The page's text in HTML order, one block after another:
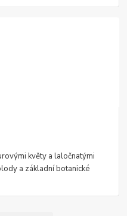
květy a laločnatými
a základní botanické